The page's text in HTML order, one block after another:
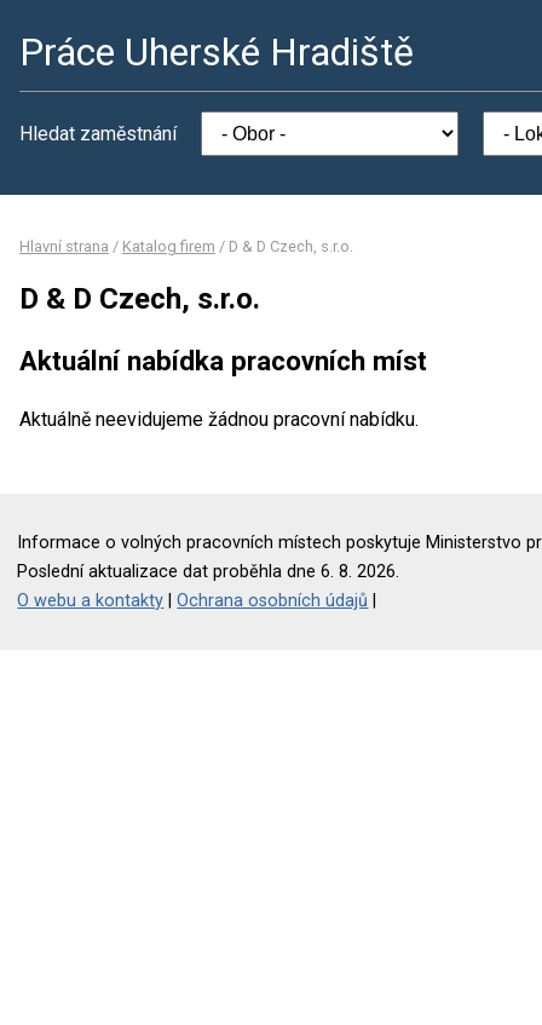
Práce Uherské Hradiště
Hledat zaměstnání
Hlavní strana / Katalog firem / D & D Czech, s.r.o.
D & D Czech, s.r.o.
Aktuální nabídka pracovních míst
Aktuálně neevidujeme žádnou pracovní nabídku.
Informace o volných pracovních místech poskytuje Ministerstvo
Poslední aktualizace dat proběhla dne 6. 8. 2026.
O webu a kontakty |Ochrana osobních údajů